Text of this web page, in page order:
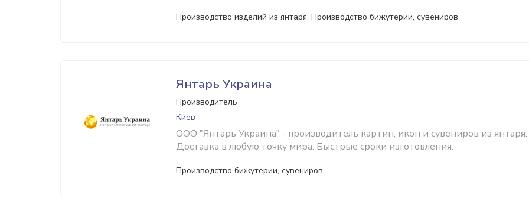
Производство изделий из янтаря, Производство бижутерии, сувениров
Янтарь Украина
Производитель
Киев
ООО "Янтарь Украина" - производитель картин, икон и сувениров из янтаря.
Доставка в любую точку мира. Быстрые сроки изготовления.
Производство бижутерии, сувениров